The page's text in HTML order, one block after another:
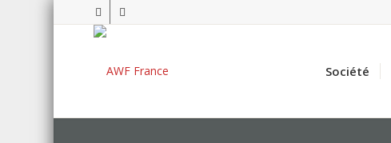
Société